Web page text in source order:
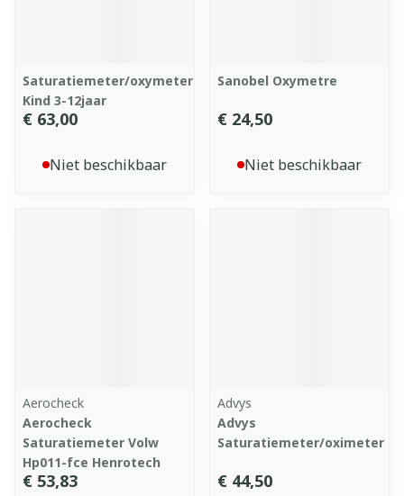
Saturatiemeter/oxymeter
Kind 3-12jaar
€ 63,00
Niet beschikbaar
Sanobel Oxymetre
€ 24,50
Niet beschikbaar
Aerocheck
Aerocheck
Saturatiemeter Volw
Hp011-fce Henrotech
€ 53,83
Advys
Advys
Saturatiemeter/oximeter
€ 44,50